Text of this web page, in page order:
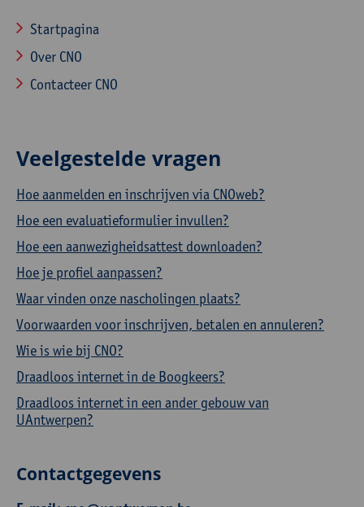
Startpagina
Over CNO
Contacteer CNO
Veelgestelde vragen
Hoe aanmelden en inschrijven via CNOweb?
Hoe een evaluatieformulier invullen?
Hoe een aanwezigheidsattest downloaden?
Hoe je profiel aanpassen?
Waar vinden onze nascholingen plaats?
Voorwaarden voor inschrijven, betalen en annuleren?
Wie is wie bij CNO?
Draadloos internet in de Boogkeers?
Draadloos internet in een ander gebouw van
UAntwerpen?
Contactgegevens